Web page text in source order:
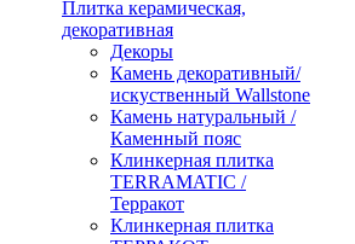
Плитка керамическая,
декоративная
Декоры
Камень декоративный/
искуственный Wallstone
Камень натуральный /
Каменный пояс
Клинкерная плитка
TERRAMATIC /
Терракот
Клинкерная плитка